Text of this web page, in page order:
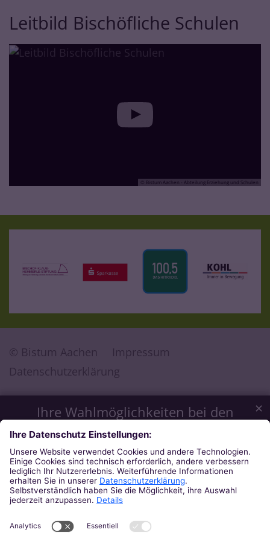
Ihre Wahlmöglichkeiten bei den
Einstellungen zum Datenschutz
Wir möchten Ihnen ein optimales Webseiten-Erlebnis bieten.
Dazu verwenden wir Cookies, die für das Funktionieren
unserer Website notwendig sind. Mit Ihrer Zustimmung
verwenden wir auch Cookies und andere Technologien, die
zur Anzeige externer Inhalte (Videos über Youtube, Audios
über Soundcloud, Karten über MapTiler ...) oder zu
selbst entscheiden, welche Kategorien Sie zulassen möchten.
Bitte beachten Sie, dass auf Basis Ihrer Einstellungen
✕
Leitbild Bischöfliche Schulen
© Bistum Aachen - Abteilung Erziehung und Schulen
© Bistum Aachen
Impressum
Datenschutzerklärung